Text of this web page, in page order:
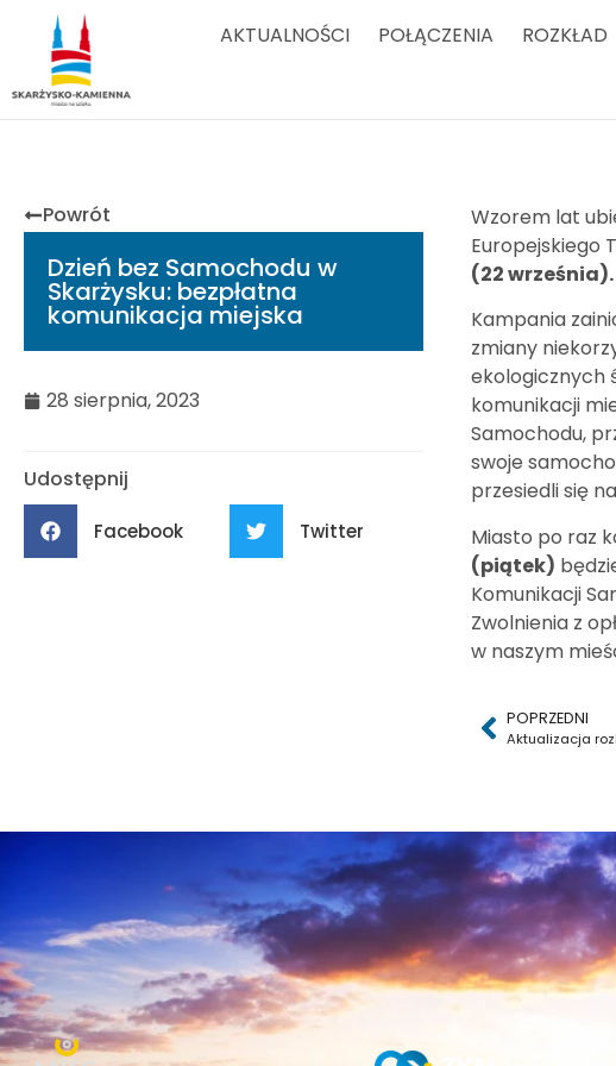
AKTUALNOŚCI POŁĄCZENIA ROZKŁAD
Powrót
Dzień bez Samochodu w
Skarżysku: bezpłatna
komunikacja miejska
28 sierpnia, 2023
Udostępnij
Facebook Twitter
Wzorem lat
Europejskiego
(22 września).
Kampania
zmiany
ekologicznych
komunikacji
Samochodu,
swoje
przesiedli się
Miasto po raz
(piątek)
Komunikacji
Zwolnienia z
w naszym
POPRZEDNI
Aktualizacja